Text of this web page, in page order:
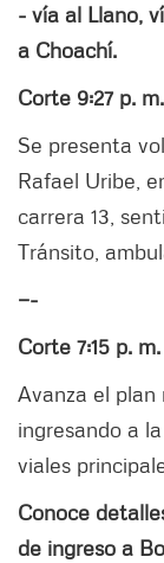
- vía al Llano,
a Choachí.
Corte 9:27 p. m.
Se presenta
Rafael Uribe,
carrera 13,
Tránsito,
—-
Corte 7:15 p. m.
Avanza el plan
ingresando a
viales
Conoce
de ingreso a